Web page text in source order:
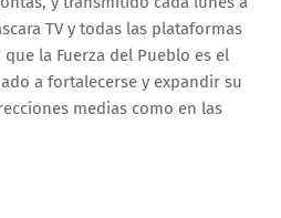
TV y todas las plataformas
la Fuerza del Pueblo es el
a fortalecerse y expandir su
medias como en las